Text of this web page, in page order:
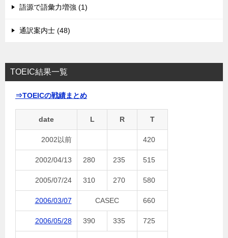
語源で語彙力増強 (1)
通訳案内士 (48)
TOEIC結果一覧
⇒TOEICの戦績まとめ
date L R T
2002以前 420
2002/04/13 280 235 515
2005/07/24 310 270 580
2006/03/07 CASEC 660
2006/05/28 390 335 725